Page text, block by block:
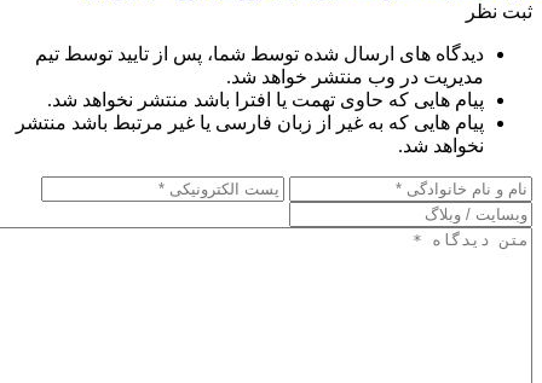
ثبت نظر
دیدگاه های ارسال شده توسط شما، پس از تایید توسط تیم
مدیریت در وب منتشر خواهد شد.
پیام هایی که حاوی تهمت یا افترا باشد منتشر نخواهد شد.
پیام هایی که به غیر از زبان فارسی یا غیر مرتبط باشد منتشر
نخواهد شد.